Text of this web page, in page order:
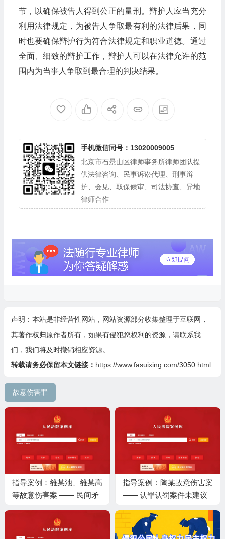
节，以确保被告人得到公正的量刑。辩护人应当充分
利用法律规定，为被告人争取最有利的法律后果，同
时也要确保辩护行为符合法律规定和职业道德。通过
全面、细致的辩护工作，辩护人可以在法律允许的范
围内为当事人争取到最合理的判决结果。
手机微信同号：13020009005
北京市石景山区律师事务所律师团队提
供法律咨询、民事诉讼代理、刑事辩
护、会见、取保候审、司法协查、异地
律师合作
声明：本站是非经营性网站，网站资源部分收集整理于互联网，
其著作权归原作者所有，如果有侵犯您权利的资源，请联系我
们，我们将及时撤销相应资源。
转载请务必保留本文链接： https://www.fasuixing.com/3050.html
故意伤害罪
指导案例：雒某池、雒某高
等故意伤害案 —— 民间矛
认罚从宽制度
指导案例：陶某故意伤害案
—— 认罪认罚案件未建议
决，不属于 “违反法定诉讼
程序”